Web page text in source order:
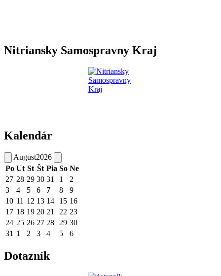
Nitriansky Samospravny Kraj
Kalendár
August2026
Po Ut St Št Pia So Ne
27 28 29 30 31 1
2
3
4 5 6 7 8
9
10 11 12 13 14 15 16
17 18 19 20 21 22 23
24 25 26 27 28 29 30
31 1 2 3 4 5 6
Dotazník